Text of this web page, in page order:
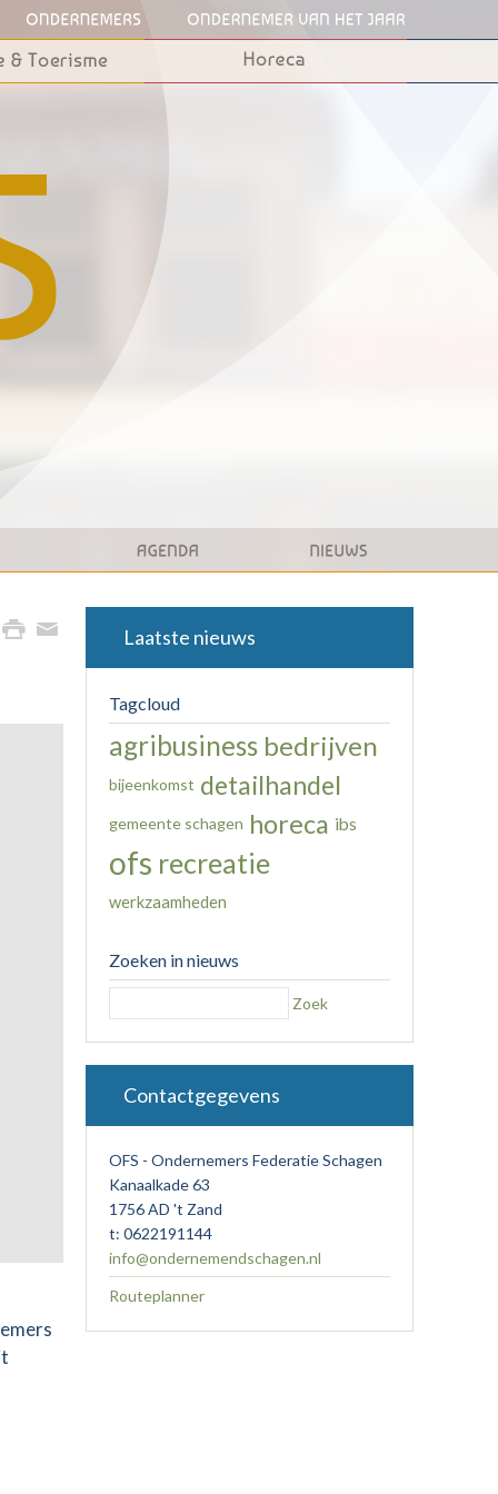
Laatste nieuws
Tagcloud
agribusiness bedrijven
bijeenkomst detailhandel
gemeente schagen horeca ibs
ofs recreatie
werkzaamheden
Zoeken in nieuws
Zoek
Contactgegevens
OFS - Ondernemers Federatie Schagen
Kanaalkade 63
1756 AD 't Zand
t: 0622191144
info@ondernemendschagen.nl
Routeplanner